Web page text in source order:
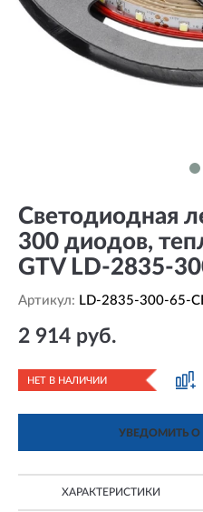
Светодиодная
300 диодов,
GTV LD-2835-
Артикул: LD-2835-300-65-
2 914 руб.
НЕТ В НАЛИЧИИ
УВЕДОМИТЬ О
ХАРАКТЕРИСТИКИ